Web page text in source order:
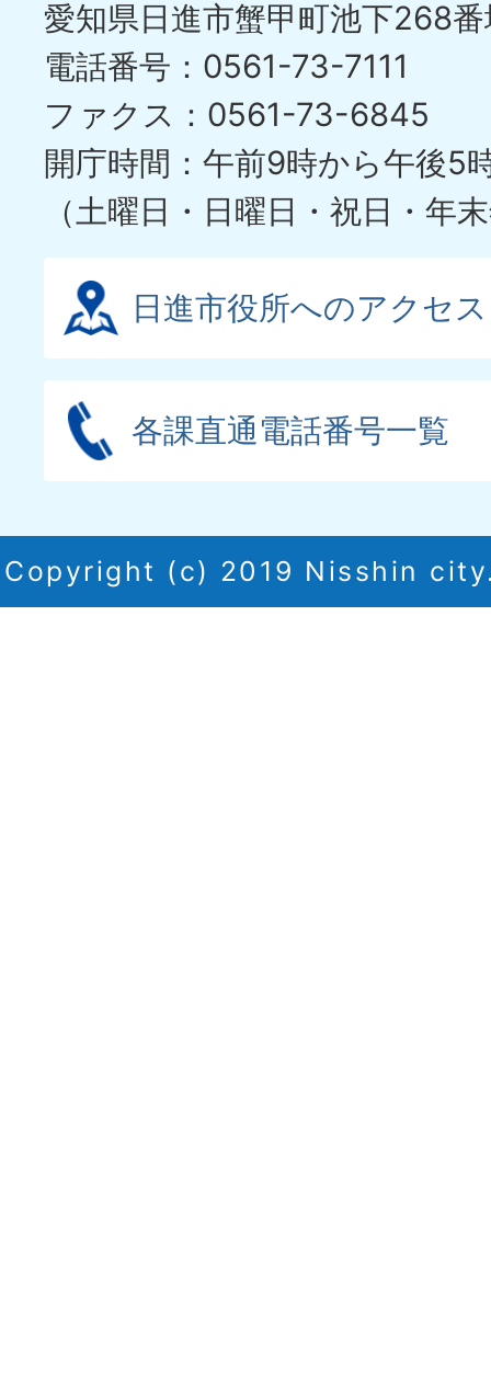
愛知県日進市蟹甲町池下268
電話番号：0561-73-7111
ファクス：0561-73-6845
開庁時間：午前9時から午後5
（土曜日・日曜日・祝日・年
日進市役所へのアクセス
各課直通電話番号一覧
Copyright (c) 2019 Nisshin